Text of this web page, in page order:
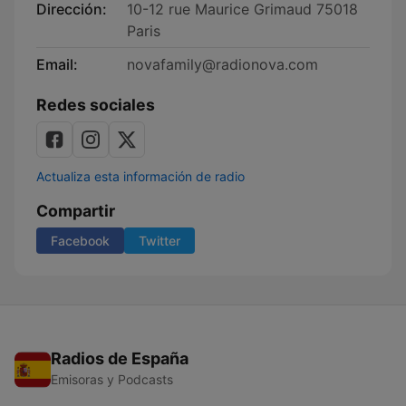
Dirección:
10-12 rue Maurice Grimaud 75018
Paris
Email:
novafamily@radionova.com
Redes sociales
Actualiza esta información de radio
Compartir
Facebook Twitter
Radios de España
Emisoras y Podcasts